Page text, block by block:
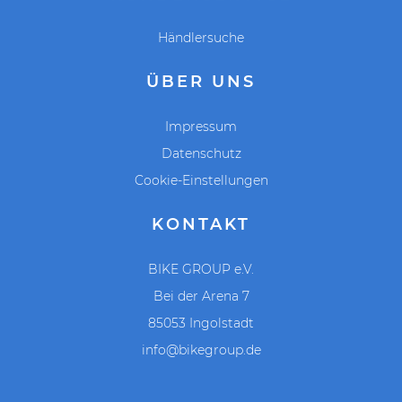
Suntour SF18-XCT-30 DS 29, 100mm
SKS Velo 65
Scheibenbremsen hydraulisch
Herren
Händlersuche
ÜBER UNS
Impressum
Datenschutz
Cookie-Einstellungen
KONTAKT
BIKE GROUP e.V.
Bei der Arena 7
85053 Ingolstadt
info@bikegroup.de